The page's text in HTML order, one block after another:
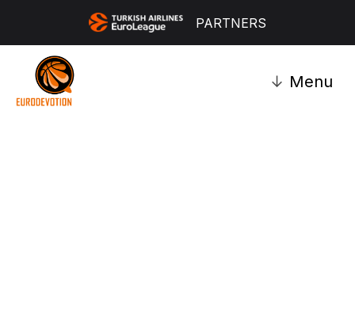
PARTNERS
↓ Menu